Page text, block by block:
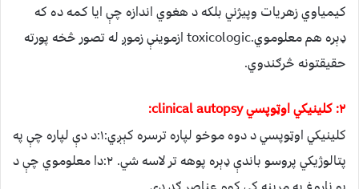
کیمیاوي زهریات وپیژني بلکه د هغوي اندازه چې ایا کمه ده که
ډېره هم معلوموي.toxicologic ازموینې زموږ له تصور څخه پورته
حقیقتونه څرګندوي.
۲: کلینیکي اوټوپسي clinical autopsy:
کلینیکي اوټوپسي د دوه موخو لپاره ترسره کېږي:۱:د دې لپاره چې په
پتالوژیکي پروسو باندې ډېره پوهه تر لاسه شي. ۲:دا معلوموي چې د